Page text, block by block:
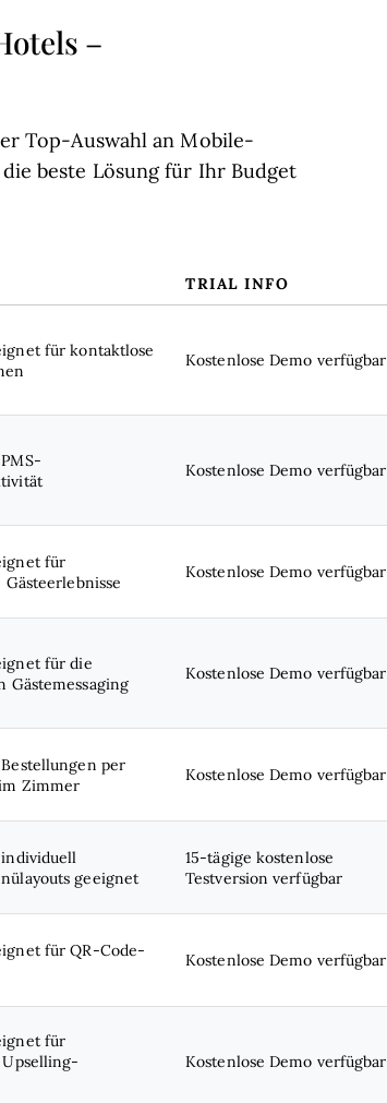
–
Top-Auswahl an Mobile-
beste Lösung für Ihr Budget
TRIAL INFO
für kontaktlose
Kostenlose Demo verfügbar
Kostenlose Demo verfügbar
für
Kostenlose Demo verfügbar
für die
Gästemessaging
Kostenlose Demo verfügbar
per
Zimmer
Kostenlose Demo verfügbar
geeignet
15-tägige kostenlose
Testversion verfügbar
für QR-Code-
Kostenlose Demo verfügbar
für
Kostenlose Demo verfügbar